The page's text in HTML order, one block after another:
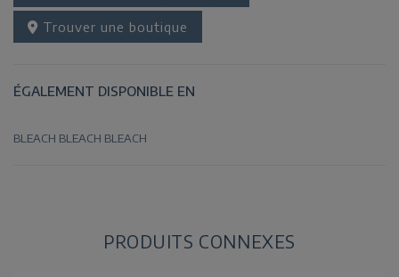
Trouver une boutique
ÉGALEMENT DISPONIBLE EN
BLEACH BLEACH BLEACH
PRODUITS CONNEXES